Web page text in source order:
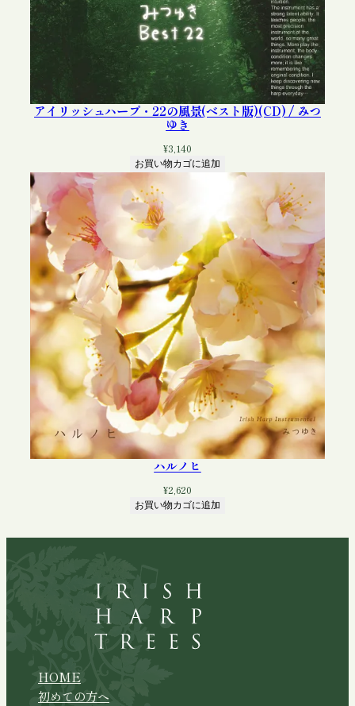
アイリッシュハープ・22の風景(ベスト版)(CD) / みつ
ゆき
¥3,140
お買い物カゴに追加
ハルノヒ
¥2,620
お買い物カゴに追加
HOME
初めての方へ